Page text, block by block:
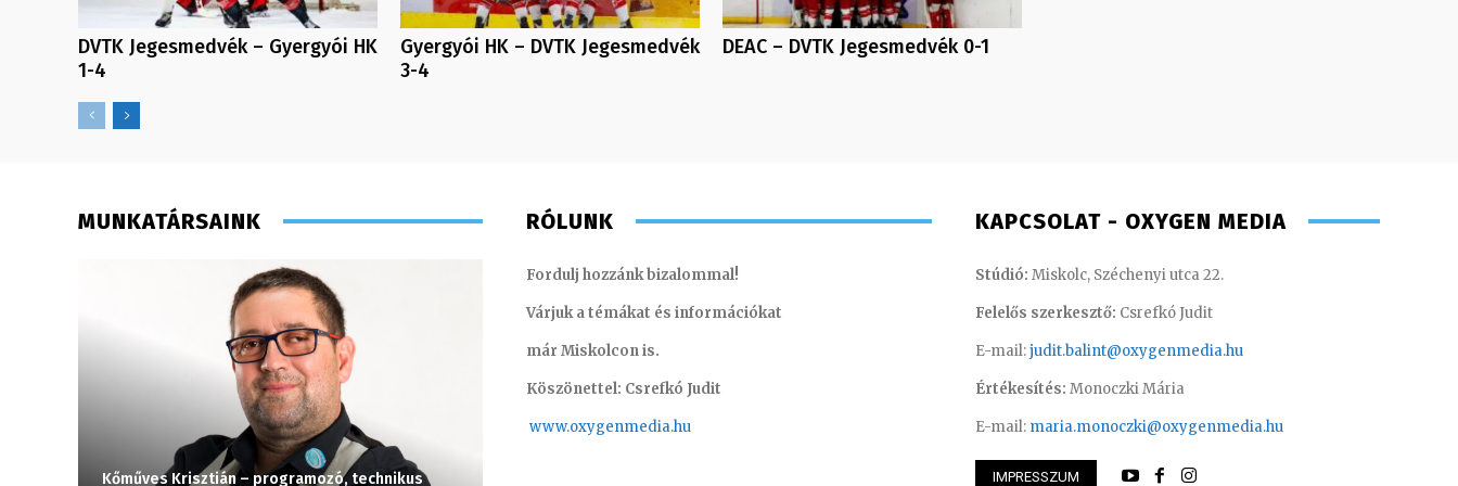
DVTK Jegesmedvék – Gyergyói HK
1-4
Gyergyói HK – DVTK Jegesmedvék
3-4
DEAC – DVTK Jegesmedvék 0-1
MUNKATÁRSAINK
Kőműves Krisztián – programozó, technikus Szabó Döníz – sales manager
RÓLUNK
Fordulj hozzánk bizalommal!
Várjuk a témákat és információkat
már Miskolcon is.
Köszönettel: Csrefkó Judit
www.oxygenmedia.hu
KAPCSOLAT - OXYGEN MEDIA
Stúdió: Miskolc, Széchenyi utca 22.
Felelős szerkesztő: Csrefkó Judit
E-mail:judit.balint@oxygenmedia.hu
Értékesítés: Monoczki Mária
E-mail: maria.monoczki@oxygenmedia.hu
IMPRESSZUM